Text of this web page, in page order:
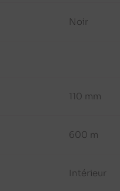
Noir
110 mm
600 m
Intérieur